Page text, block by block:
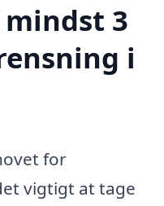
3
i
for
vigtigt at tage